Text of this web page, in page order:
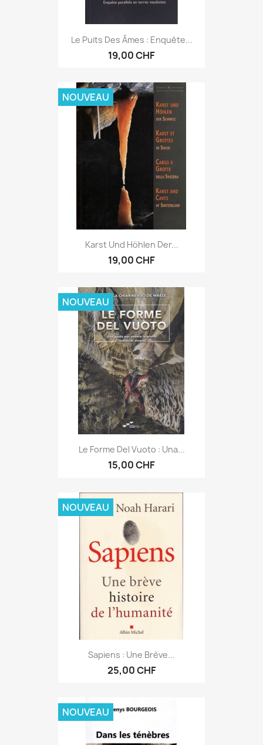
Le Puits Des Âmes : Enquête...
19,00 CHF
Karst Und Höhlen Der...
19,00 CHF
NOUVEAU
Le Forme Del Vuoto : Una...
15,00 CHF
NOUVEAU
Sapiens : Une Brève...
25,00 CHF
NOUVEAU
NOUVEAU